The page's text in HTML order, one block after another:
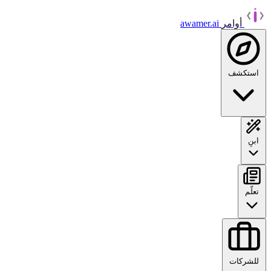
أوامر awamer.ai
استكشف
ابنِ
تعلّم
للشركات